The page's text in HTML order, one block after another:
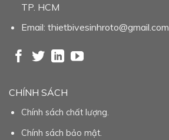
TP. HCM
Email: thietbivesinhroto@gmail.com
CHÍNH SÁCH
Chính sách chất lượng.
Chính sách bảo mật.